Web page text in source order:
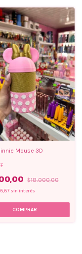
Mouse 3D
$18.000,00
sin interés